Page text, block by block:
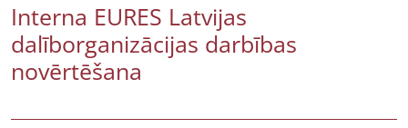
Interna EURES Latvijas
dalīborganizācijas darbības
novērtēšana